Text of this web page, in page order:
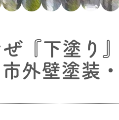
ぜ『下塗り
市外壁塗装